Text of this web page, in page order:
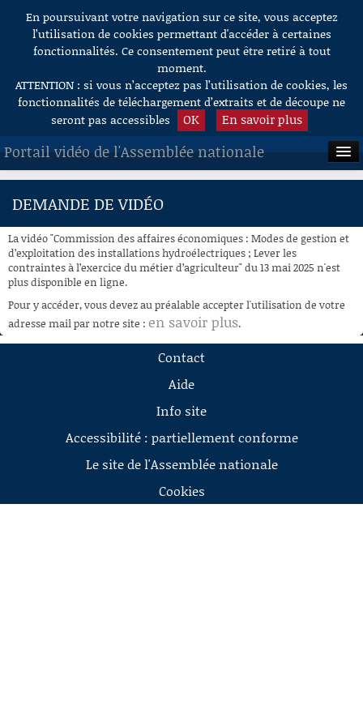
Aller au contenu
En poursuivant votre navigation sur ce site, vous acceptez
l’utilisation de cookies permettant d'accéder à certaines
fonctionnalités. Ce consentement peut être retiré à tout
moment.
ATTENTION : si vous n’acceptez pas l’utilisation de cookies, les
fonctionnalités de téléchargement d’extraits et de découpe ne
seront pas accessibles
OK En savoir plus
Portail vidéo de l'Assemblée nationale
ACCUEIL
À LA DEMANDE
RECHERCHE
AIDE À LA DÉCOUPE
DE VIDÉOS
DEMANDE DE VIDÉO
La vidéo "Commission des affaires économiques : Modes de gestion et
d’exploitation des installations hydroélectriques ; Lever les
contraintes à l’exercice du métier d’agriculteur" du 13 mai 2025 n'est
plus disponible en ligne.
Pour y accéder, vous devez au préalable accepter l'utilisation de votre
adresse mail par notre site : en savoir plus.
Contact
Aide
Info site
Accessibilité : partiellement conforme
Le site de l'Assemblée nationale
Cookies